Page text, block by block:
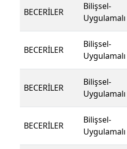
BECERİLER
Bilişsel-
Uygulamalı
BECERİLER
Bilişsel-
Uygulamalı
BECERİLER
Bilişsel-
Uygulamalı
BECERİLER
Bilişsel-
Uygulamalı